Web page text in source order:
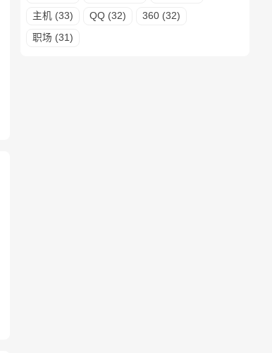
主机 (33) QQ (32) 360 (32)
职场 (31)